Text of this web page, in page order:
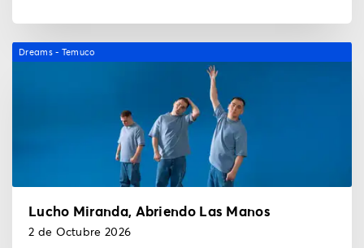
Dreams - Temuco
Lucho Miranda, Abriendo Las Manos
2 de Octubre 2026